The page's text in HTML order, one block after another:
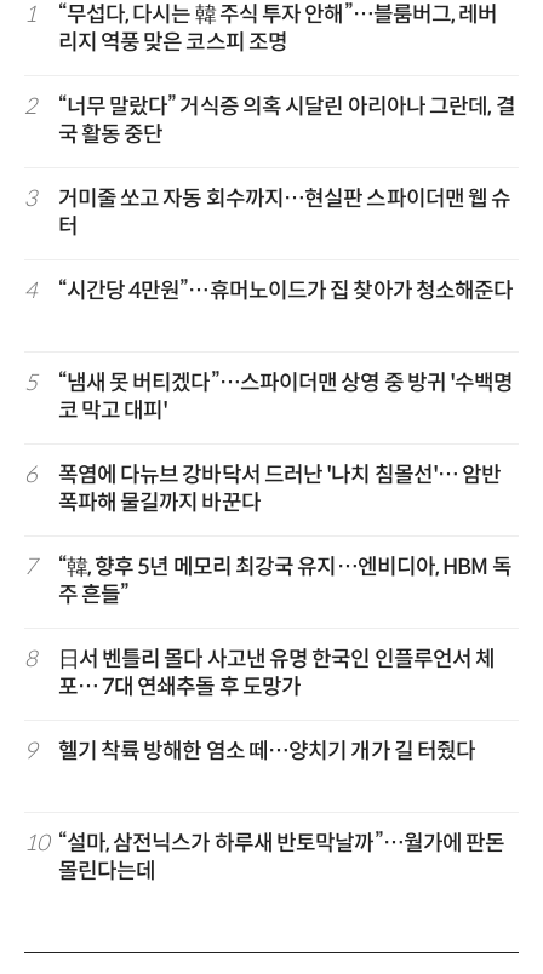
1
“무섭다, 다시는 韓 주식 투자 안해”…블룸버그, 레버
리지 역풍 맞은 코스피 조명
2
“너무 말랐다” 거식증 의혹 시달린 아리아나 그란데, 결
국 활동 중단
3
거미줄 쏘고 자동 회수까지…현실판 스파이더맨 웹 슈
터
4 “시간당 4만원”…휴머노이드가 집 찾아가 청소해준다
5
“냄새 못 버티겠다”…스파이더맨 상영 중 방귀 '수백명
코 막고 대피'
6
폭염에 다뉴브 강바닥서 드러난 '나치 침몰선'… 암반
폭파해 물길까지 바꾼다
7
“韓, 향후 5년 메모리 최강국 유지…엔비디아, HBM 독
주 흔들”
8
日서 벤틀리 몰다 사고낸 유명 한국인 인플루언서 체
포… 7대 연쇄추돌 후 도망가
9 헬기 착륙 방해한 염소 떼…양치기 개가 길 터줬다
10 “설마, 삼전닉스가 하루새 반토막날까”…월가에 판돈
몰린다는데